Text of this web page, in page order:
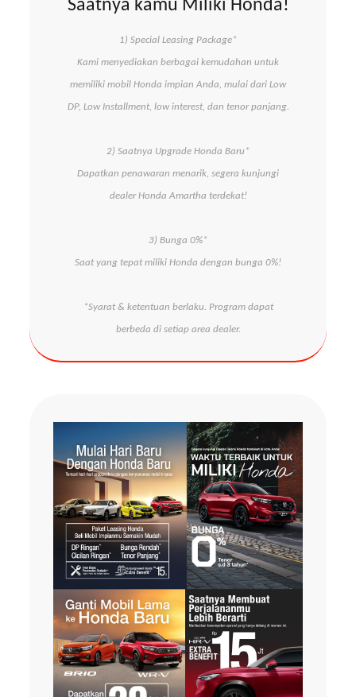
Saatnya kamu Miliki Honda!
1) Special Leasing Package*
Kami menyediakan berbagai kemudahan untuk
memiliki mobil Honda impian Anda, mulai dari Low
DP, Low Installment, low interest, dan tenor panjang.
2) Saatnya Upgrade Honda Baru*
Dapatkan penawaran menarik, segera kunjungi
dealer Honda Amartha terdekat!
3) Bunga 0%*
Saat yang tepat miliki Honda dengan bunga 0%!
*Syarat & ketentuan berlaku. Program dapat
berbeda di setiap area dealer.